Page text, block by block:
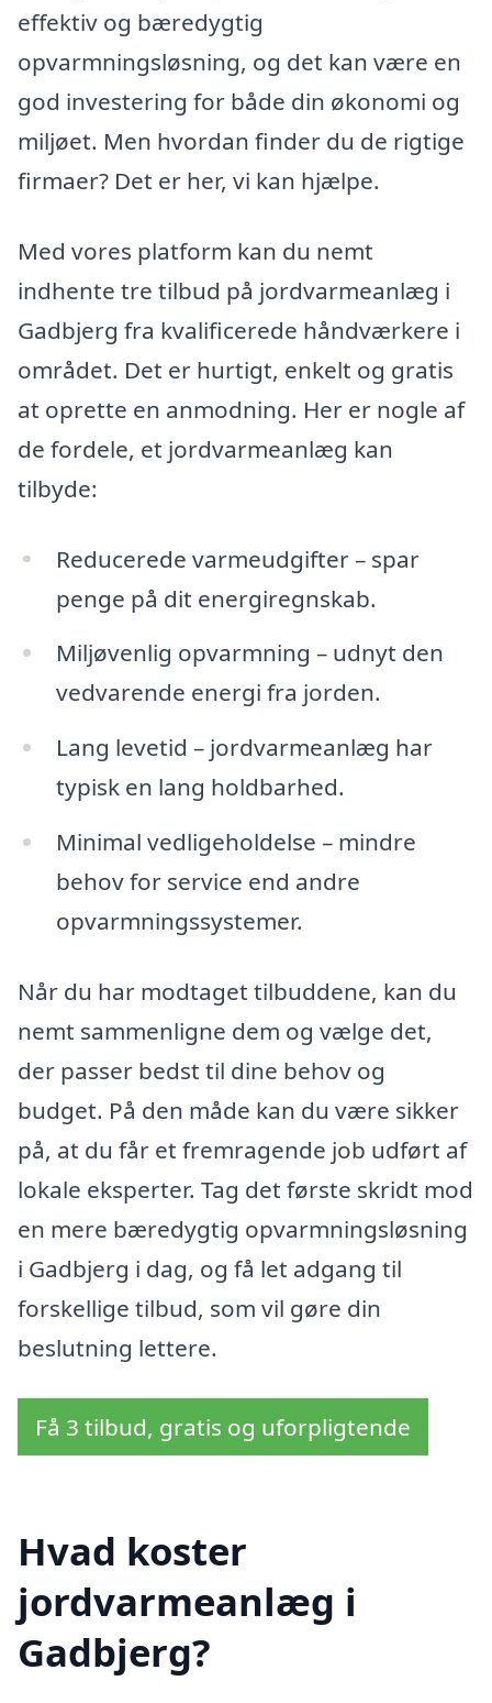
effektiv og bæredygtig
opvarmningsløsning, og det kan være en
god investering for både din økonomi og
miljøet. Men hvordan finder du de rigtige
firmaer? Det er her, vi kan hjælpe.
Med vores platform kan du nemt
indhente tre tilbud på jordvarmeanlæg i
Gadbjerg fra kvalificerede håndværkere i
området. Det er hurtigt, enkelt og gratis
at oprette en anmodning. Her er nogle af
de fordele, et jordvarmeanlæg kan
tilbyde:
Reducerede varmeudgifter – spar
penge på dit energiregnskab.
Miljøvenlig opvarmning – udnyt den
vedvarende energi fra jorden.
Lang levetid – jordvarmeanlæg har
typisk en lang holdbarhed.
Minimal vedligeholdelse – mindre
behov for service end andre
opvarmningssystemer.
Når du har modtaget tilbuddene, kan du
nemt sammenligne dem og vælge det,
der passer bedst til dine behov og
budget. På den måde kan du være sikker
på, at du får et fremragende job udført af
lokale eksperter. Tag det første skridt mod
en mere bæredygtig opvarmningsløsning
i Gadbjerg i dag, og få let adgang til
forskellige tilbud, som vil gøre din
beslutning lettere.
Få 3 tilbud, gratis og uforpligtende
Hvad koster
jordvarmeanlæg i
Gadbjerg?